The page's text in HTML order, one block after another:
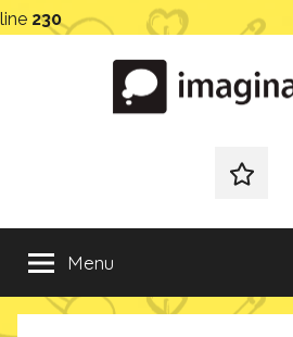
line 230
Imaginarium
de
presentes
redes
Menu